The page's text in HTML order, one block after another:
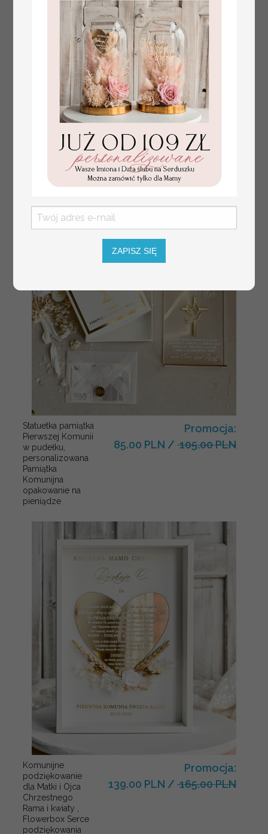
Prezent dla dziecka na narodziny
welurowy album na zdjęcia,
pamiątka z pierwszych lat życia
349.00 PLN
Statuetka pamiątka
Pierwszej Komunii
w pudełku,
personalizowana
Pamiątka
Komunijna
opakowanie na
pieniądze
Promocja:
85.00 PLN / 105.00 PLN
Komunijne
podziękowanie
dla Matki i Ojca
Chrzestnego
Rama i kwiaty ,
Flowerbox Serce
podziękowania
Promocja:
139.00 PLN / 165.00 PLN
ZAPISZ SIĘ